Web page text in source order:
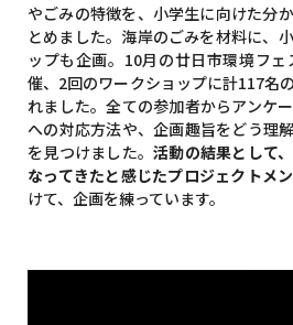
やごみの特徴を、小学生に向けた分
とめました。海岸のごみを材料に、
ップも企画。10月の廿日市環境フ
催、2回のワークショップに計117名
れました。全ての参加者からアンケ
への対応方法や、企画趣旨をどう理
を見つけました。活動の結果として
なってきたと感じたプロジェクトメ
けて、企画を練っています。